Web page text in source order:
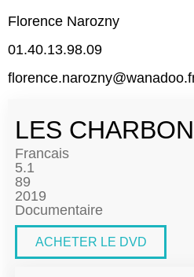
Florence Narozny
01.40.13.98.09
LES
Francais
5.1
89
2019
Documentaire
ACHETER LE DVD